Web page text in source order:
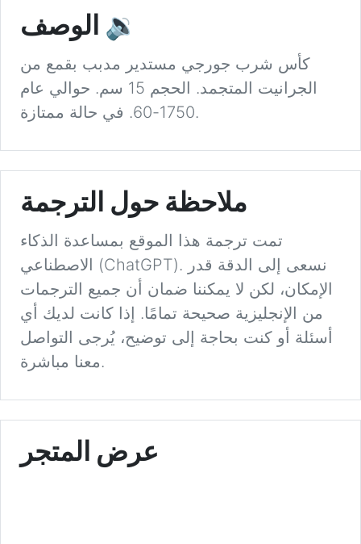
🔉
كأس شرب جورجي مستدير مدبب بقمع من
الجرانيت المتجمد. الحجم 15 سم. حوالي عام
1750-60. في حالة ممتازة.
ملاحظة حول الترجمة
تمت ترجمة هذا الموقع بمساعدة الذكاء
الاصطناعي (ChatGPT). نسعى إلى الدقة قدر
الإمكان، لكن لا يمكننا ضمان أن جميع الترجمات
من الإنجليزية صحيحة تمامًا. إذا كانت لديك أي
أسئلة أو كنت بحاجة إلى توضيح، يُرجى التواصل
معنا مباشرة.
عرض المتجر